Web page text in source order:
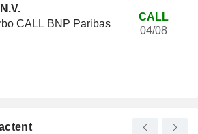
CALL BNP Paribas
CALL
04/08